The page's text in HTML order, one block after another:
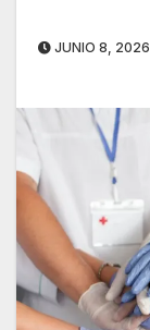
JUNIO 8, 2026